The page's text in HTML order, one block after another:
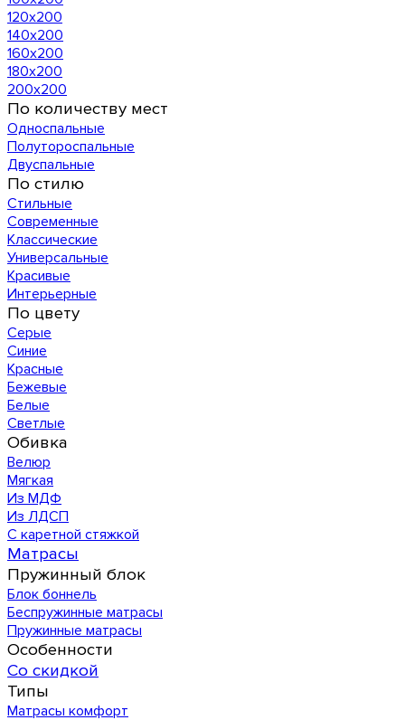
120x200
140х200
160х200
180х200
200х200
По количеству мест
Односпальные
Полутороспальные
Двуспальные
По стилю
Стильные
Современные
Классические
Универсальные
Красивые
Интерьерные
По цвету
Серые
Синие
Красные
Бежевые
Белые
Светлые
Обивка
Велюр
Мягкая
Из МДФ
Из ЛДСП
С каретной стяжкой
Матрасы
Пружинный блок
Блок боннель
Беспружинные матрасы
Пружинные матрасы
Особенности
Со скидкой
Типы
Матрасы комфорт